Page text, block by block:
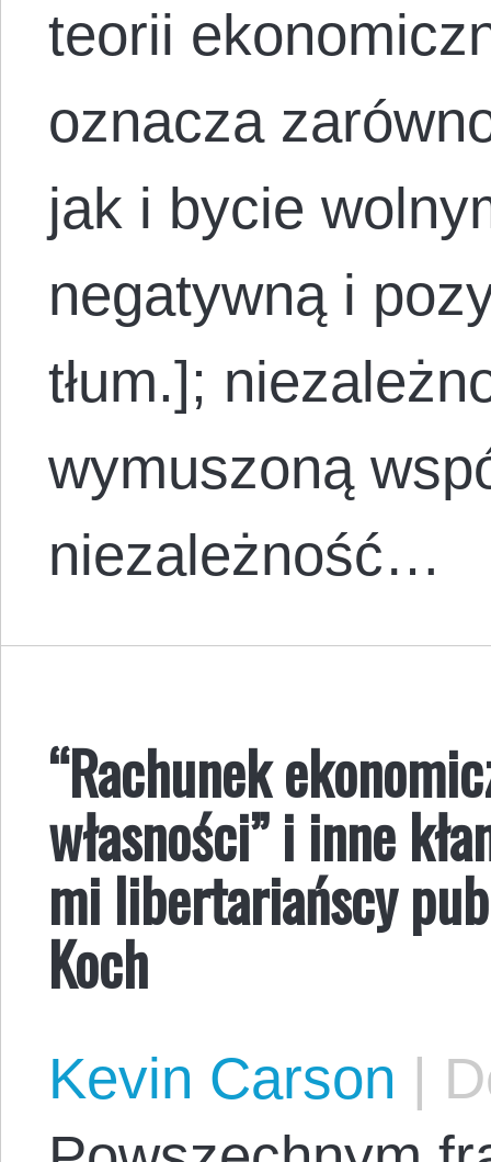
teorii
oznacza
jak i bycie
negatywną i
tłum.];
wymuszoną
niezależność…
“Rachunek
własności” i inne
mi libertariańscy
Koch
Kevin Carson |